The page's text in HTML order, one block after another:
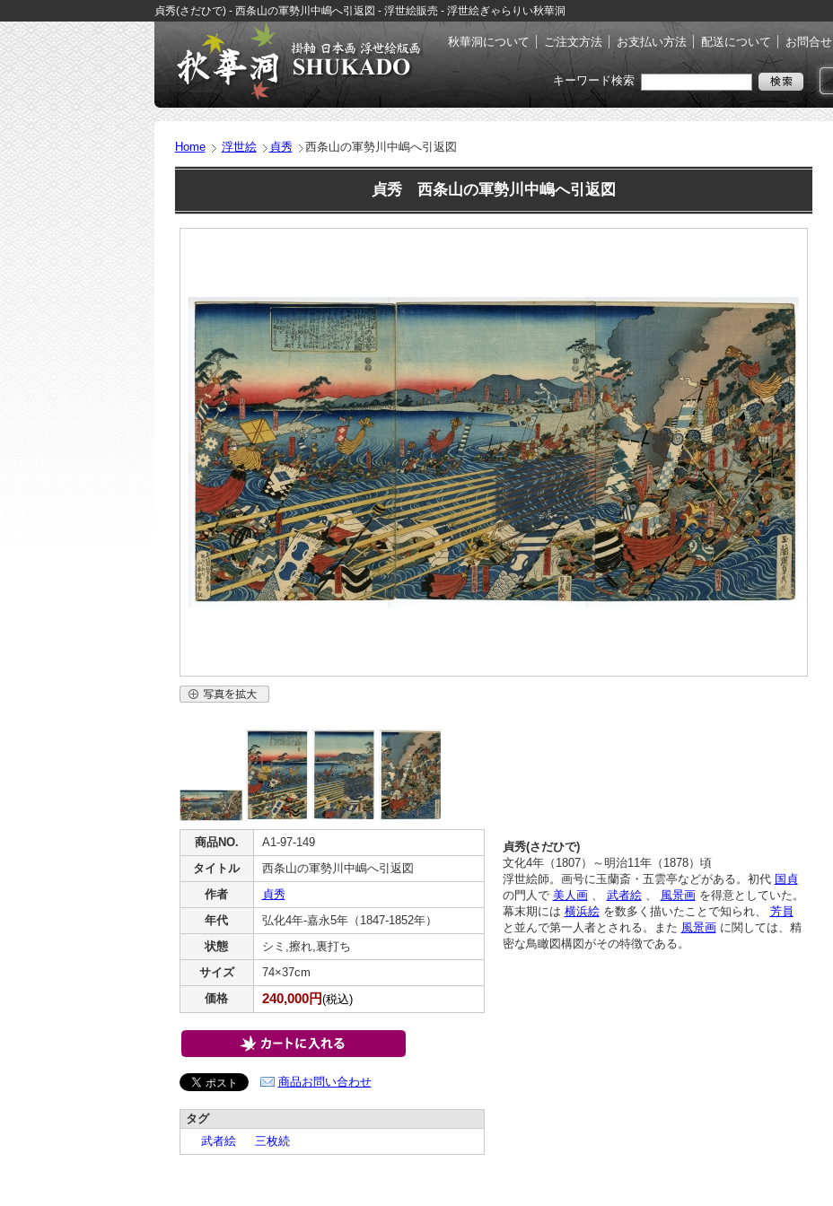
貞秀(さだひで) - 西条山の軍勢川中嶋へ引返図 - 浮世絵販売 - 浮世絵ぎゃらりい秋華洞
秋華洞について ご注文方法 お支払い方法 配送について お問合せ
キーワード検索
Home 浮世絵 貞秀 西条山の軍勢川中嶋へ引返図
貞秀 西条山の軍勢川中嶋へ引返図
商品NO.
A1-97-149
タイトル
西条山の軍勢川中嶋へ引返図
作者
貞秀
年代
弘化4年-嘉永5年（1847-1852年）
状態
シミ,擦れ,裏打ち
サイズ
74×37cm
価格
240,000円(税込)
商品お問い合わせ
タグ
武者絵
三枚続
貞秀(さだひで)
文化4年（1807）～明治11年（1878）頃
浮世絵師。画号に玉蘭斎・五雲亭などがある。初代 国貞
の門人で 美人画、 武者絵、 風景画を得意としていた。
幕末期には 横浜絵を数多く描いたことで知られ、 芳員
と並んで第一人者とされる。また 風景画に関しては、精
密な鳥瞰図構図がその特徴である。